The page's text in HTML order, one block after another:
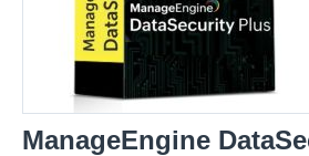
ManageEngine